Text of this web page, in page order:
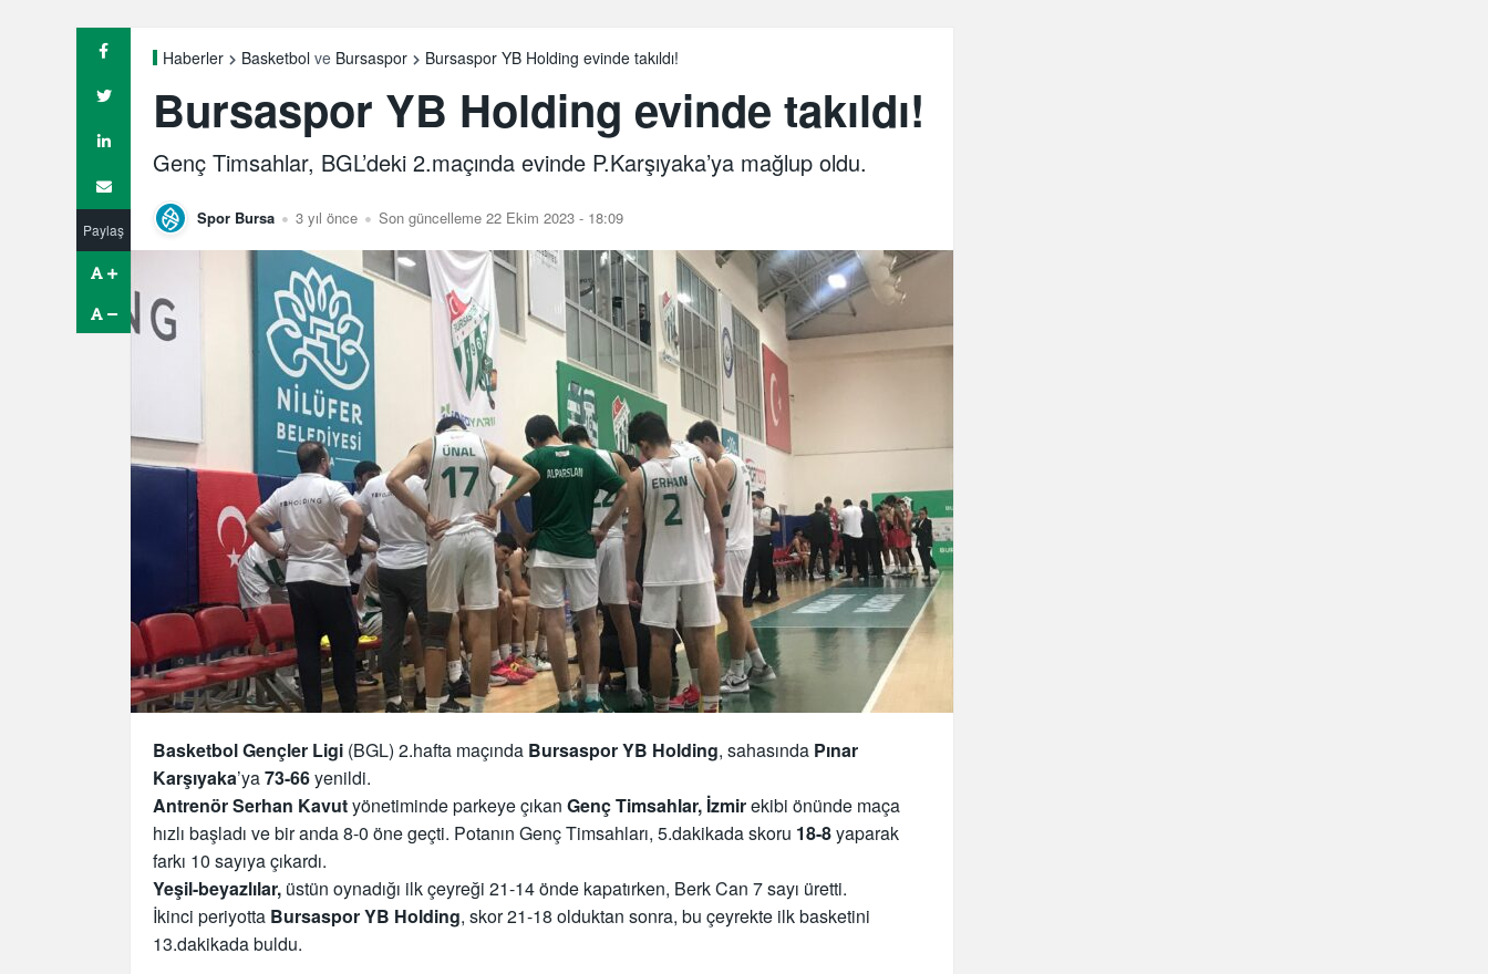
Paylaş
Haberler Basketbol ve Bursaspor Bursaspor YB Holding evinde takıldı!
Bursaspor YB Holding evinde takıldı!
Genç Timsahlar, BGL’deki 2.maçında evinde P.Karşıyaka’ya mağlup oldu.
Spor Bursa 3 yıl önce Son güncelleme 22 Ekim 2023 - 18:09
Basketbol Gençler Ligi (BGL) 2.hafta maçında Bursaspor YB Holding, sahasında Pınar
Karşıyaka’ya73-66yenildi.
Antrenör Serhan Kavutyönetiminde parkeye çıkan Genç Timsahlar, İzmirekibi önünde maça
hızlı başladı ve bir anda 8-0 öne geçti. Potanın Genç Timsahları, 5.dakikada skoru 18-8yaparak
farkı 10 sayıya çıkardı.
Yeşil-beyazlılar, üstün oynadığı ilk çeyreği 21-14 önde kapatırken, Berk Can 7 sayı üretti.
İkinci periyotta Bursaspor YB Holding, skor 21-18 olduktan sonra, bu çeyrekte ilk basketini
13.dakikada buldu.